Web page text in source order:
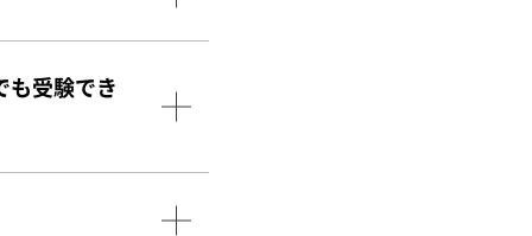
も受験でき